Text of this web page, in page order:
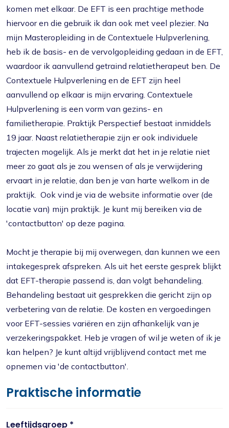
komen met elkaar. De EFT is een prachtige methode
hiervoor en die gebruik ik dan ook met veel plezier. Na
mijn Masteropleiding in de Contextuele Hulpverlening,
heb ik de basis- en de vervolgopleiding gedaan in de EFT,
waardoor ik aanvullend getraind relatietherapeut ben. De
Contextuele Hulpverlening en de EFT zijn heel
aanvullend op elkaar is mijn ervaring. Contextuele
Hulpverlening is een vorm van gezins- en
familietherapie. Praktijk Perspectief bestaat inmiddels
19 jaar. Naast relatietherapie zijn er ook individuele
trajecten mogelijk. Als je merkt dat het in je relatie niet
meer zo gaat als je zou wensen of als je verwijdering
ervaart in je relatie, dan ben je van harte welkom in de
praktijk. Ook vind je via de website informatie over (de
locatie van) mijn praktijk. Je kunt mij bereiken via de
'contactbutton' op deze pagina.
Mocht je therapie bij mij overwegen, dan kunnen we een
intakegesprek afspreken. Als uit het eerste gesprek blijkt
dat EFT-therapie passend is, dan volgt behandeling.
Behandeling bestaat uit gesprekken die gericht zijn op
verbetering van de relatie. De kosten en vergoedingen
voor EFT-sessies variëren en zijn afhankelijk van je
verzekeringspakket. Heb je vragen of wil je weten of ik je
kan helpen? Je kunt altijd vrijblijvend contact met me
opnemen via 'de contactbutton'.
Praktische informatie
Leeftijdsgroep *